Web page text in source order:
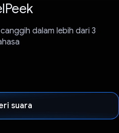
dalam lebih dari 3
suara